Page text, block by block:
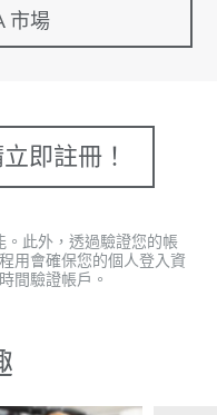
市場
即註冊！
。此外，透過驗證您的帳
用會確保您的個人登入資
間驗證帳戶。